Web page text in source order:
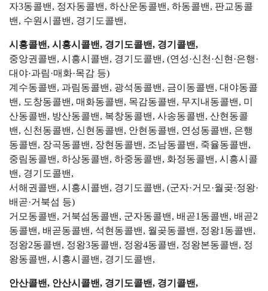
자3동콜밴, 정자동콜밴, 하산운동콜밴, 하동콜밴, 판교동콜
밴, 수원시콜밴, 경기도콜밴,
시흥콜밴, 시흥시콜밴, 경기도콜밴, 경기콜밴,
중앙권콜밴, 시흥시콜밴, 경기도콜밴, (연성·신천·신현·은행·
대야·과림·매화·목감 등)
계수동콜밴, 과림동콜밴, 광석동콜밴, 금이동콜밴, 대야동콜
밴, 도창동콜밴, 매화동콜밴, 목감동콜밴, 무지내동콜밴, 미
산동콜밴, 방산동콜밴, 복창동콜밴, 사송동콜밴, 산현동콜
밴, 신천동콜밴, 신현동콜밴, 안현동콜밴, 연성동콜밴, 은행
동콜밴, 장곡동콜밴, 장현동콜밴, 조남동콜밴, 죽율동콜밴,
중림동콜밴, 하상동콜밴, 하중동콜밴, 화정동콜밴, 시흥시콜
밴, 경기도콜밴,
서해권콜밴, 시흥시콜밴, 경기도콜밴, (군자·거모·월곶·정왕·
배곧·거북섬 등)
거모동콜밴, 거북섬동콜밴, 군자동콜밴, 배곧1동콜밴, 배곧2
동콜밴, 배곧동콜밴, 석현동콜밴, 월곶동콜밴, 정왕1동콜밴,
정왕2동콜밴, 정왕3동콜밴, 정왕4동콜밴, 정왕본동콜밴, 정
왕동콜밴, 시흥시콜밴, 경기도콜밴,
안산콜밴, 안산시콜밴, 경기도콜밴, 경기콜밴,